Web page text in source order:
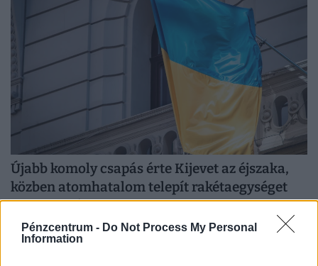
Pénzcentrum - Do Not Process My Personal
Information
Újabb komoly csapás érte Kijevet az éjszaka,
közben atomhatalom telepít rakétaegységet
Oroszországba
Oroszország szerdán súlyos ballisztikusrakéta-csapást
mért Kijevre és a főváros környékére, a támadásban